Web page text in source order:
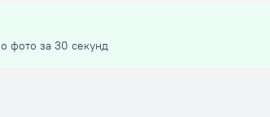
фото за 30 секунд